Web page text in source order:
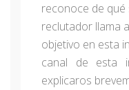
reconoce de
reclutador llama
objetivo en esta
canal de esta
explicaros